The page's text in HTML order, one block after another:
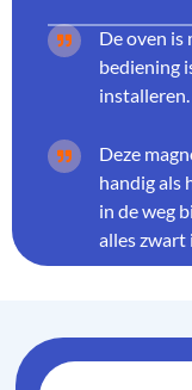
De oven is
bediening
installeren.
Deze
handig als
in de weg
alles zwart